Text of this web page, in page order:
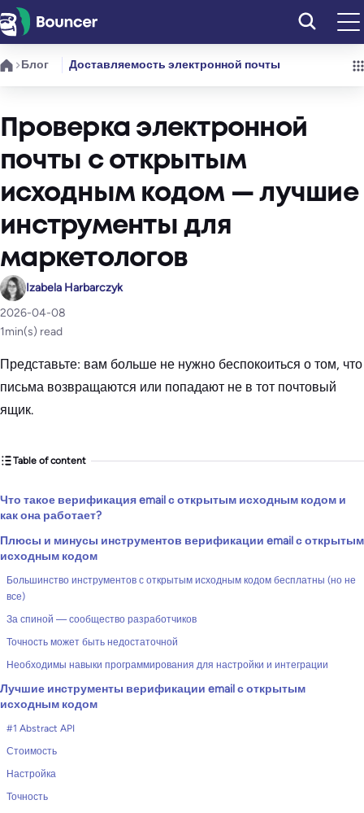
Перейти
к
содержимому
Блог Доставляемость электронной почты
Проверка электронной
почты с открытым
исходным кодом — лучшие
инструменты для
маркетологов
Izabela Harbarczyk
2026-04-08
1min(s) read
Представьте: вам больше не нужно беспокоиться о том, что
письма возвращаются или попадают не в тот почтовый
ящик.
Table of content
Что такое верификация email с открытым исходным кодом и
как она работает?
Плюсы и минусы инструментов верификации email с открытым
исходным кодом
Большинство инструментов с открытым исходным кодом бесплатны (но не
все)
За спиной — сообщество разработчиков
Точность может быть недостаточной
Необходимы навыки программирования для настройки и интеграции
Лучшие инструменты верификации email с открытым
исходным кодом
#1 Abstract API
Стоимость
Настройка
Точность